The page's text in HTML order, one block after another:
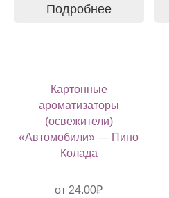
Подробнее
Картонные
ароматизаторы
(освежители)
«Автомобили» — Пино
Колада
от 24.00₽